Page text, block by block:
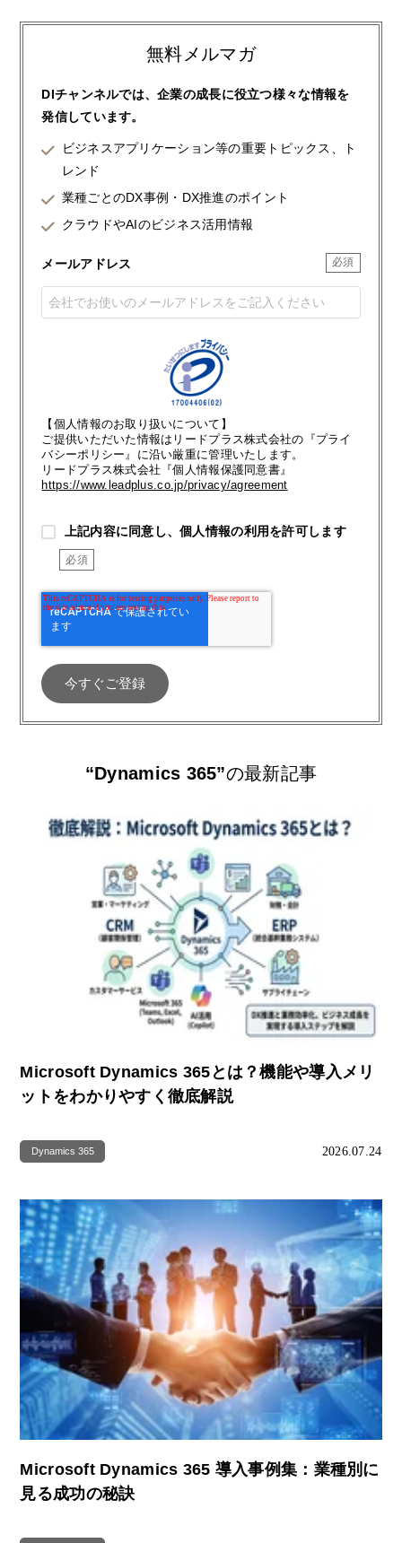
無料メルマガ
DIチャンネルでは、企業の成長に役立つ様々な情報を
発信しています。
ビジネスアプリケーション等の重要トピックス、ト
レンド
業種ごとのDX事例・DX推進のポイント
クラウドやAIのビジネス活用情報
メールアドレス
【個人情報のお取り扱いについて】
ご提供いただいた情報はリードプラス株式会社の『プライ
バシーポリシー』に沿い厳重に管理いたします。
リードプラス株式会社『個人情報保護同意書』
https://www.leadplus.co.jp/privacy/agreement
上記内容に同意し、個人情報の利用を許可します
“Dynamics 365”の最新記事
Microsoft Dynamics 365とは？機能や導入メリ
ットをわかりやすく徹底解説
Dynamics 365 2026.07.24
Microsoft Dynamics 365 導入事例集：業種別に
見る成功の秘訣